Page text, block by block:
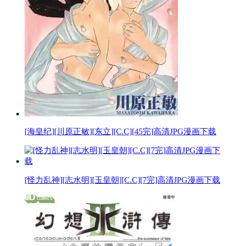
[海皇纪][川原正敏][东立][C.C][45完]高清JPG漫画下载
[怪力乱神][志水明][玉皇朝][C.C][7完]高清JPG漫画下载